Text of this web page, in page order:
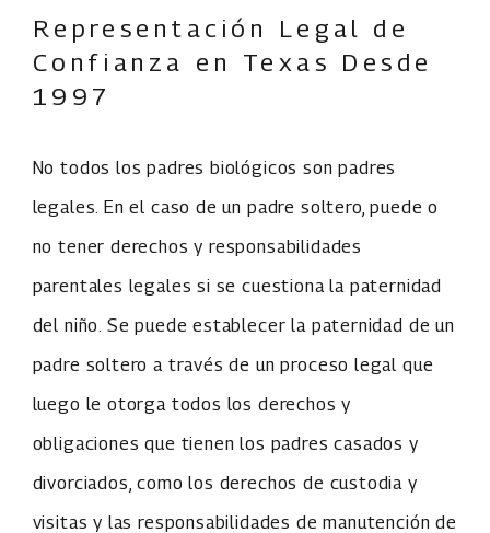
Representación Legal de
Confianza en Texas Desde
1997
No todos los padres biológicos son padres
legales. En el caso de un padre soltero, puede o
no tener derechos y responsabilidades
parentales legales si se cuestiona la paternidad
del niño. Se puede establecer la paternidad de un
padre soltero a través de un proceso legal que
luego le otorga todos los derechos y
obligaciones que tienen los padres casados ​​y
divorciados, como los derechos de custodia y
visitas y las responsabilidades de manutención de